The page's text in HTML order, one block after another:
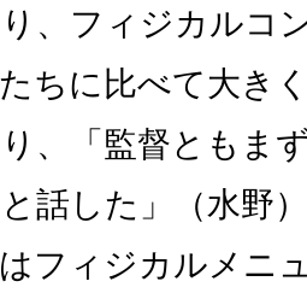
、フィジカルコ
ちに比べて大き
、「監督ともま
話した」（水野
フィジカルメニ